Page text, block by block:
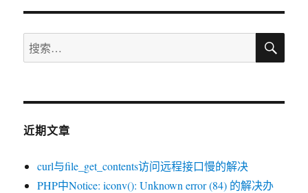
搜
索：
搜
近期文章
curl与file_get_contents访问远程接口慢的解决
PHP中Notice: iconv(): Unknown error (84) 的解决办